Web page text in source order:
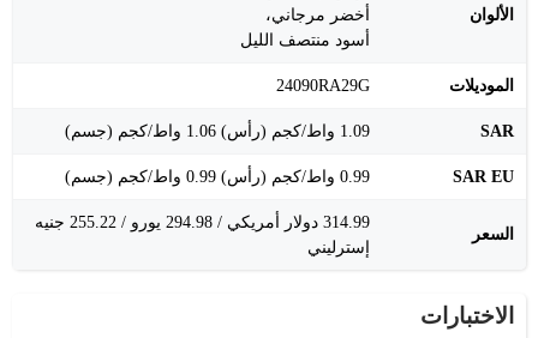
الألوان
أخضر مرجاني،
أسود منتصف الليل
الموديلات 24090RA29G
SAR 1.09 واط/كجم (رأس) 1.06 واط/كجم (جسم)
SAR EU 0.99 واط/كجم (رأس) 0.99 واط/كجم (جسم)
السعر
314.99 دولار أمريكي / 294.98 يورو / 255.22 جنيه
إسترليني
الاختبارات